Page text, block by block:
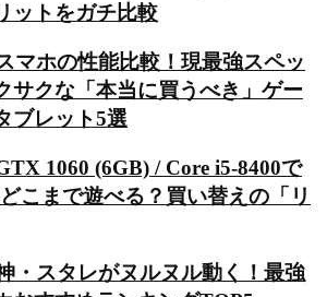
ットをガチ比較
マホの性能比較！現最強スペッ
サクな「本当に買うべき」ゲー
ブレット5選
1060 (6GB) / Core i5-8400で
こまで遊べる？買い替えの「リ
・スタレがヌルヌル動く！最強